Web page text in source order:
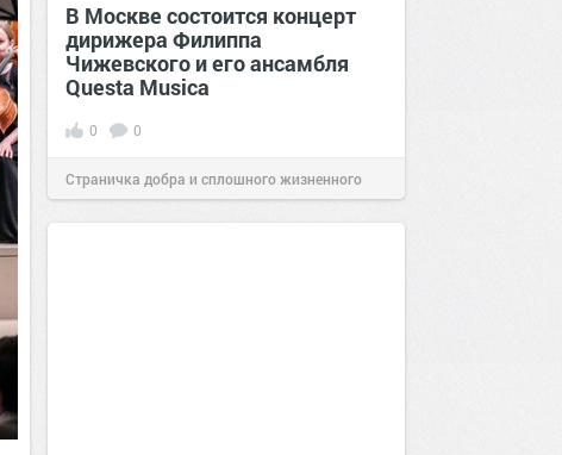
В Москве состоится концерт
дирижера Филиппа
Чижевского и его ансамбля
Questa Musica
0 0
Страничка добра и сплошного жизненного
позитива! 15:28 16 июн 2022